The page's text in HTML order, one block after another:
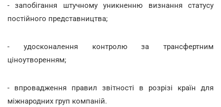
- запобігання штучному уникненню визнання статусу
постійного представництва;
- удосконалення контролю за трансфертним
ціноутворенням;
- впровадження правил звітності в розрізі країн для
міжнародних груп компаній.